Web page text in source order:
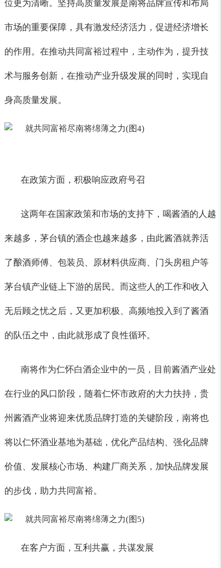
位更为清晰。坚持高质量发展是南将品牌宣传和布局
市场的重要保障，具有激发经济活力，促进经济增长
的作用。在推动共同富裕过程中，主动作为，提升技
术与服务创新，在推动产业升级发展的同时，实现自
身高质量发展。
在政策方面，积极响应政府号召
这两年在国家政策和市场的支持下，喝酱酒的人越
来越多，茅台镇的酒企也越来越多，由此酱酒就养活
了酿酒师傅、包装员、原材料供应商、门头房租户等
茅台镇产业链上下游的居民。而这些人的工作和收入
无后顾之忧之后，又更加积极、高频地投入到了酱酒
的队伍之中，由此就形成了良性循环。
南将作为仁怀白酒企业中的一员，目前酱酒产业处
在行业的风口阶段，随着仁怀市政府的大力扶持，贵
州酱酒产业将迎来优质品牌打造的关键阶段，南将也
将以仁怀酒业基地为基础，优化产品结构、强化品牌
价值、发展核心市场、构建厂商关系，加快品牌发展
的步伐，助力共同富裕。
在客户方面，互利共赢，共谋发展